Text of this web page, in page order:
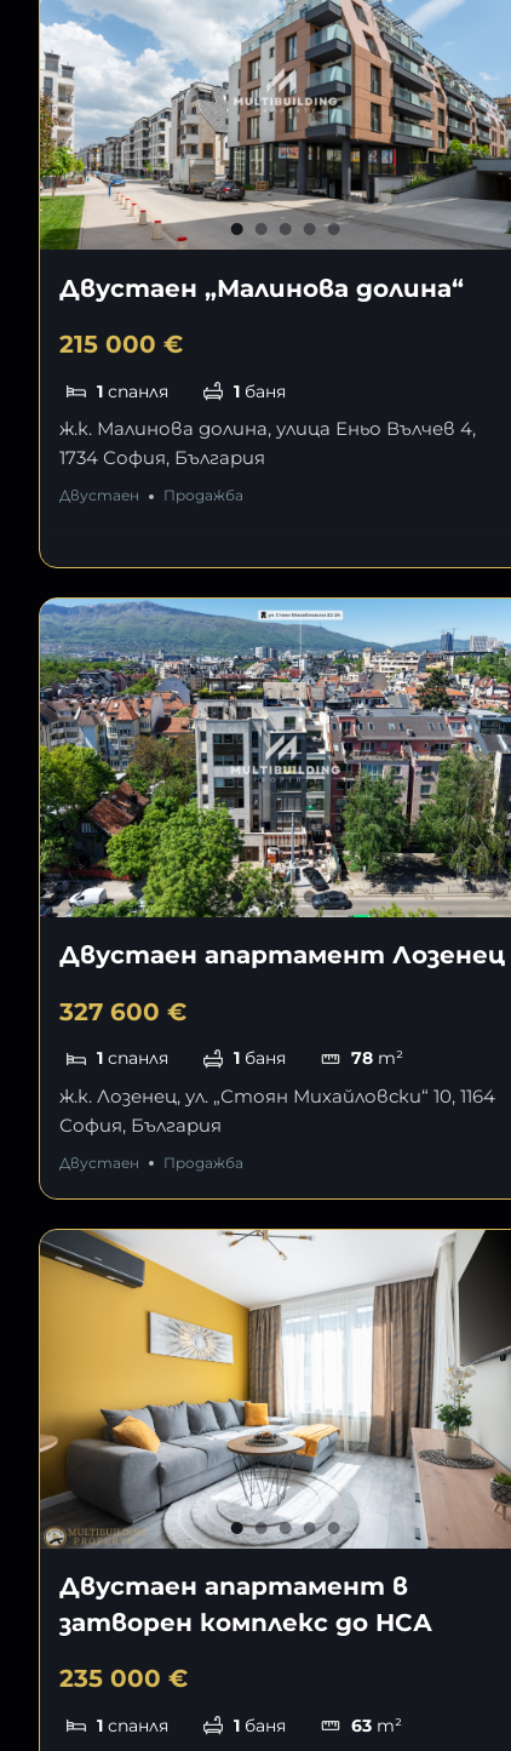
Двустаен „Малинова долина“
215 000 €
1 спанля 1 баня
ж.к. Малинова долина, улица Еньо Вълчев 4,
1734 София, България
Двустаен Продажба
Двустаен апартамент Лозенец
327 600 €
1 спанля 1 баня 78 m²
ж.к. Лозенец, ул. „Стоян Михайловски“ 10, 1164
София, България
Двустаен Продажба
Двустаен апартамент в
затворен комплекс до НСА
235 000 €
1 спанля 1 баня 63 m²